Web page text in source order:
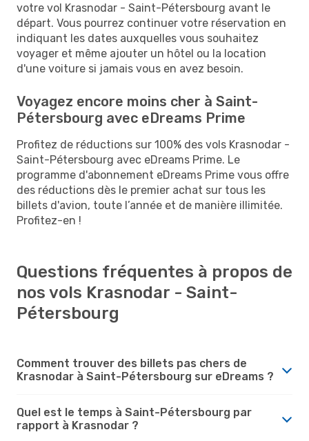
votre vol Krasnodar - Saint-Pétersbourg avant le
départ. Vous pourrez continuer votre réservation en
indiquant les dates auxquelles vous souhaitez
voyager et même ajouter un hôtel ou la location
d'une voiture si jamais vous en avez besoin.
Voyagez encore moins cher à Saint-
Pétersbourg avec eDreams Prime
Profitez de réductions sur 100% des vols Krasnodar -
Saint-Pétersbourg avec eDreams Prime. Le
programme d'abonnement eDreams Prime vous offre
des réductions dès le premier achat sur tous les
billets d'avion, toute l’année et de manière illimitée.
Profitez-en !
Questions fréquentes à propos de
nos vols Krasnodar - Saint-
Pétersbourg
Comment trouver des billets pas chers de
Krasnodar à Saint-Pétersbourg sur eDreams ?
Quel est le temps à Saint-Pétersbourg par
rapport à Krasnodar ?